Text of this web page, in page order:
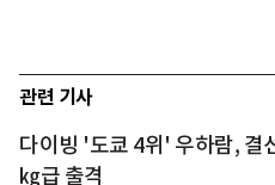
관련 기사
다이빙 '도쿄 4위' 우하람,
㎏급 출격